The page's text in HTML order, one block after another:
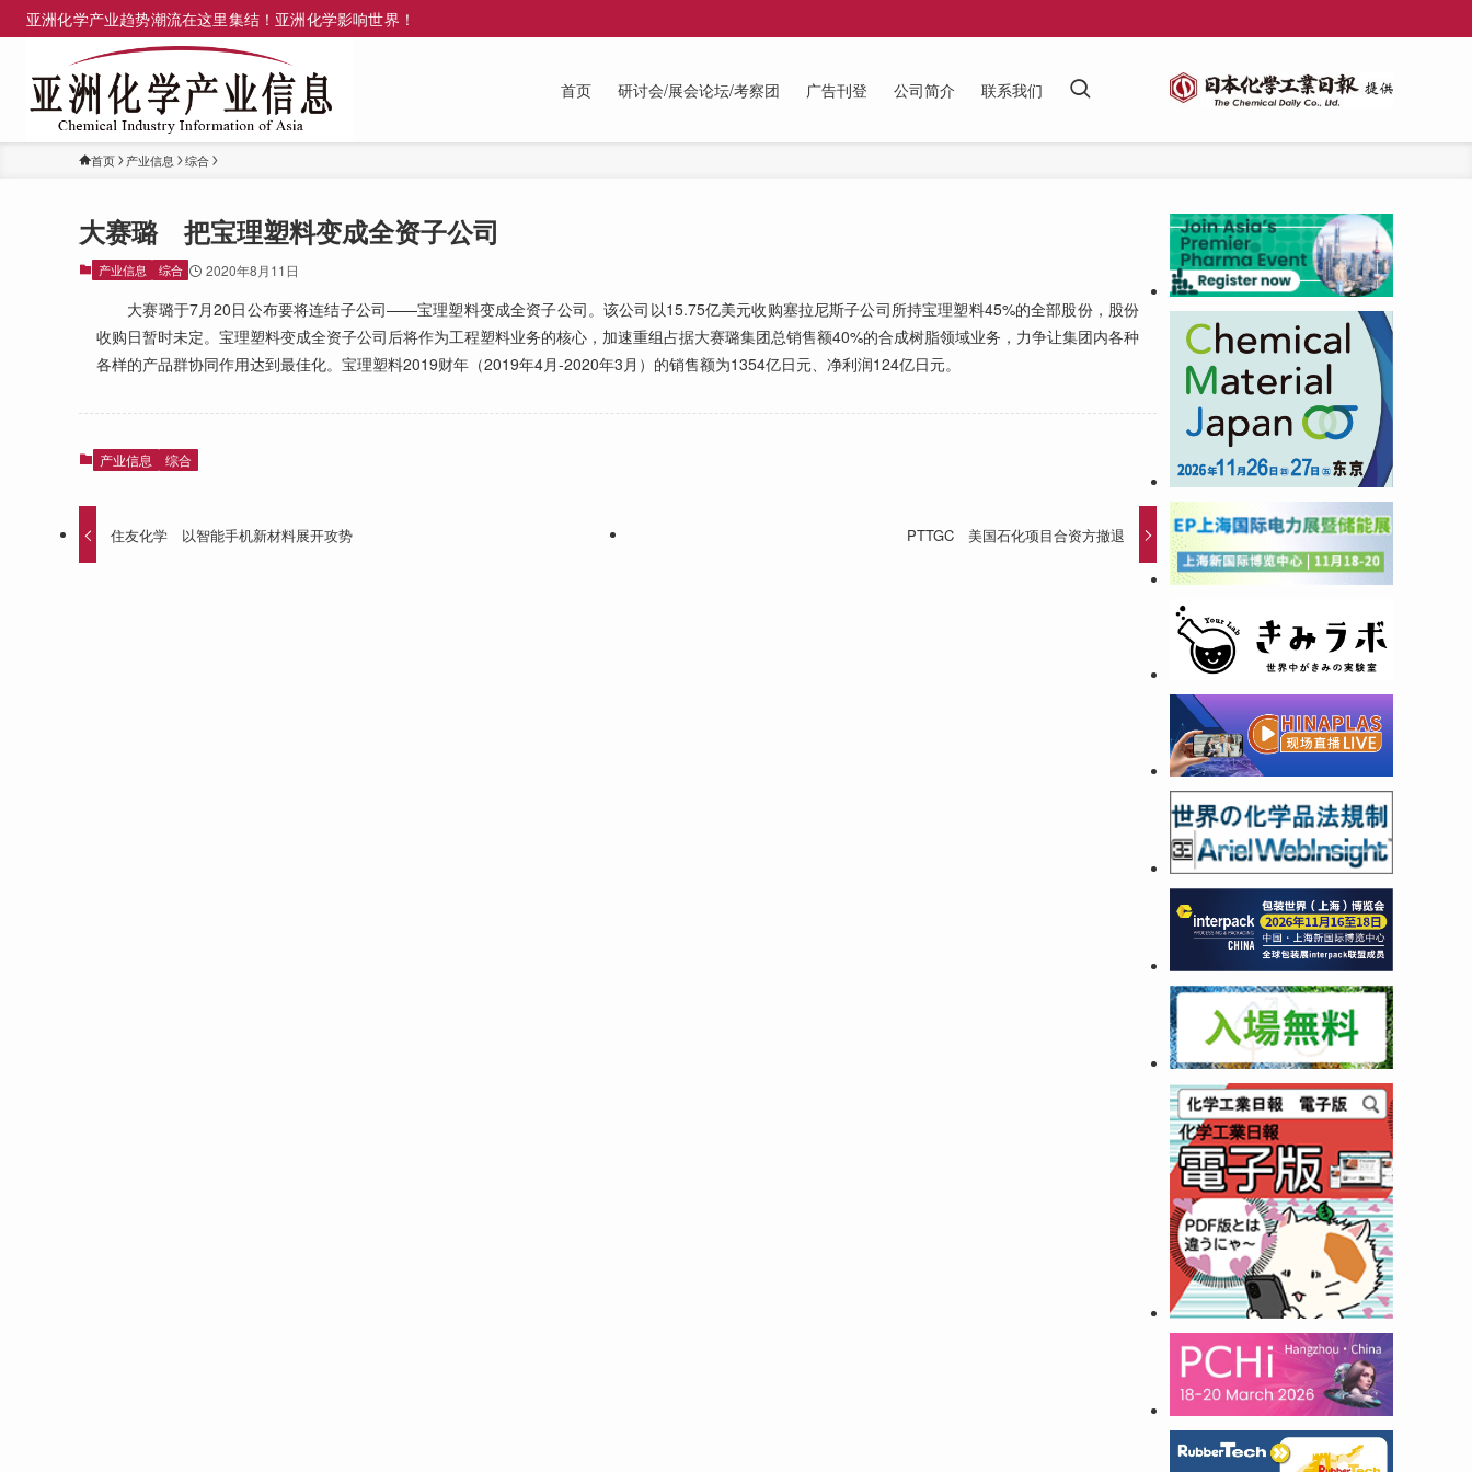
亚洲化学产业趋势潮流在这里集结！亚洲化学影响世界！
首页 研讨会/展会论坛/考察团 广告刊登 公司简介 联系我们
首页 产业信息 综合
大赛璐 把宝理塑料变成全资子公司
产业信息 综合 2020年8月11日
大赛璐于7月20日公布要将连结子公司——宝理塑料变成全资子公司。该公司以15.75亿美元收购塞拉尼斯子公司所持宝理塑料45%的全部股份，股份
收购日暂时未定。宝理塑料变成全资子公司后将作为工程塑料业务的核心，加速重组占据大赛璐集团总销售额40%的合成树脂领域业务，力争让集团内各种
各样的产品群协同作用达到最佳化。宝理塑料2019财年（2019年4月-2020年3月）的销售额为1354亿日元、净利润124亿日元。
产业信息 综合
住友化学 以智能手机新材料展开攻势 PTTGC 美国石化项目合资方撤退